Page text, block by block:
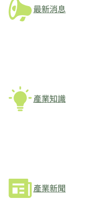
最新消息
產業知識
產業新聞